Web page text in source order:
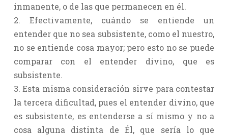
inmanente, o de las que permanecen en él.
2. Efectivamente, cuándo se entiende un
entender que no sea subsistente, como el nuestro,
no se entiende cosa mayor; pero esto no se puede
comparar con el entender divino, que es
subsistente.
3. Esta misma consideración sirve para contestar
la tercera dificultad, pues el entender divino, que
es subsistente, es entenderse a sí mismo y no a
cosa alguna distinta de Él, que sería lo que